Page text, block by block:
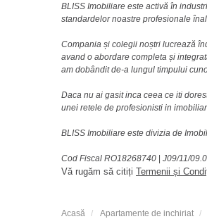
BLISS Imobiliare este activă în
standardelor noastre profesionale
Compania și colegii noștri lucrează
avand o abordare completa și
am dobândit de-a lungul timpului
Daca nu ai gasit inca ceea ce iti
unei retele de profesionisti in
BLISS Imobiliare este divizia de
Cod Fiscal RO18268740 | J09/11/
Vă rugăm să citiți Termenii și
Acasă Apartamente de inchiriat